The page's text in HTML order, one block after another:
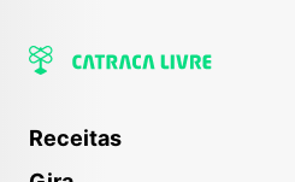
Receitas